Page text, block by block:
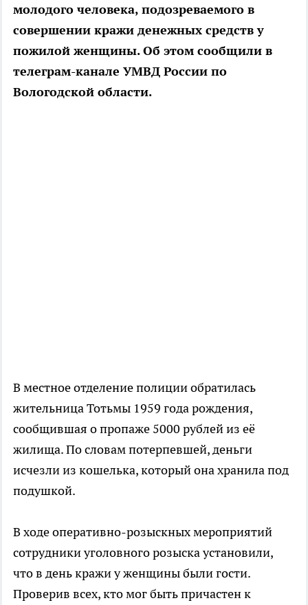
молодого человека, подозреваемого в
совершении кражи денежных средств у
пожилой женщины. Об этом сообщили в
телеграм-канале УМВД России по
Вологодской области.
В местное отделение полиции обратилась
жительница Тотьмы 1959 года рождения,
сообщившая о пропаже 5000 рублей из её
жилища. По словам потерпевшей, деньги
исчезли из кошелька, который она хранила под
подушкой.
В ходе оперативно-розыскных мероприятий
сотрудники уголовного розыска установили,
что в день кражи у женщины были гости.
Проверив всех, кто мог быть причастен к